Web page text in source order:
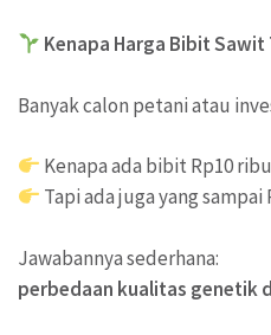
Kenapa Harga Bibit Sawit
Banyak calon petani atau
Kenapa ada bibit Rp10
Tapi ada juga yang
Jawabannya sederhana:
perbedaan kualitas genetik